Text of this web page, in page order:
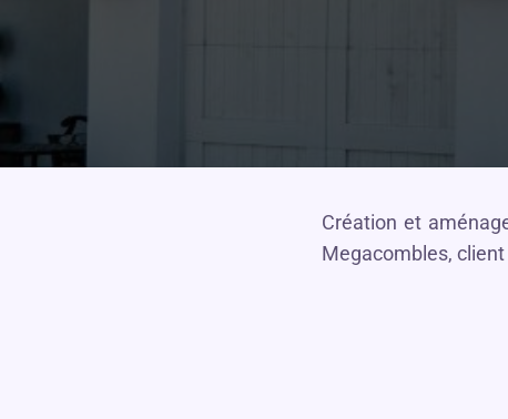
Création et
Megacombles, client